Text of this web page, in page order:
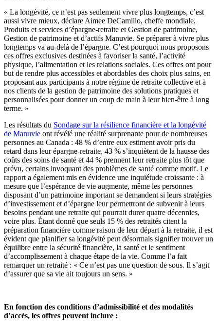
« La longévité, ce n’est pas seulement vivre plus longtemps, c’est
aussi vivre mieux, déclare Aimee DeCamillo, cheffe mondiale,
Produits et services d’épargne-retraite et Gestion de patrimoine,
Gestion de patrimoine et d’actifs Manuvie. Se préparer à vivre plus
longtemps va au-delà de l’épargne. C’est pourquoi nous proposons
ces offres exclusives destinées à favoriser la santé, l’activité
physique, l’alimentation et les relations sociales. Ces offres ont pour
but de rendre plus accessibles et abordables des choix plus sains, en
proposant aux participants à notre régime de retraite collective et à
nos clients de la gestion de patrimoine des solutions pratiques et
personnalisées pour donner un coup de main à leur bien-être à long
terme. »
Les résultats du Sondage sur la résilience financière et la longévité
de Manuvie ont révélé une réalité surprenante pour de nombreuses
personnes au Canada : 48 % d’entre eux estiment avoir pris du
retard dans leur épargne-retraite, 43 % s’inquiètent de la hausse des
coûts des soins de santé et 44 % prennent leur retraite plus tôt que
prévu, certains invoquant des problèmes de santé comme motif. Le
rapport a également mis en évidence une inquiétude croissante : à
mesure que l’espérance de vie augmente, même les personnes
disposant d’un patrimoine important se demandent si leurs stratégies
d’investissement et d’épargne leur permettront de subvenir à leurs
besoins pendant une retraite qui pourrait durer quatre décennies,
voire plus. Étant donné que seuls 15 % des retraités citent la
préparation financière comme raison de leur départ à la retraite, il est
évident que planifier sa longévité peut désormais signifier trouver un
équilibre entre la sécurité financière, la santé et le sentiment
d’accomplissement à chaque étape de la vie. Comme l’a fait
remarquer un retraité : « Ce n’est pas une question de sous. Il s’agit
d’assurer que sa vie ait toujours un sens. »
En fonction des conditions d’admissibilité et des modalités
d’accès, les offres peuvent inclure :